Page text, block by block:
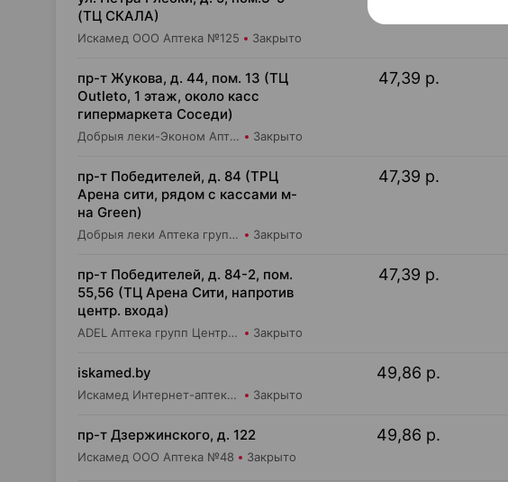
(ТЦ СКАЛА)
Искамед ООО Аптека №125 Закрыто
пр-т Жукова, д. 44, пом. 13 (ТЦ
Outleto, 1 этаж, около касс
гипермаркета Соседи)
Добрыя леки-Эконом Аптека групп Центр ООО Аптека №109 Закрыто
47,39 р.
пр-т Победителей, д. 84 (ТРЦ
Арена сити, рядом с кассами м-
на Green)
Добрыя леки Аптека групп Центр ООО Аптека №72 Закрыто
47,39 р.
пр-т Победителей, д. 84-2, пом.
55,56 (ТЦ Арена Сити, напротив
центр. входа)
ADEL Аптека групп Центр ООО Аптека №105 Закрыто
47,39 р.
iskamed.by
Искамед Интернет-аптека Iskamed.by Закрыто
49,86 р.
пр-т Дзержинского, д. 122
Искамед ООО Аптека №48 Закрыто
49,86 р.